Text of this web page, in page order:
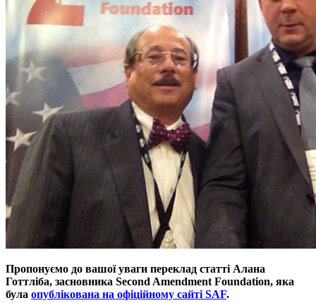
Пропонуємо до вашої уваги переклад статті Алана
Готтліба, засновника Second Amendment Foundation, яка
була опублікована на офіційному сайті SAF.